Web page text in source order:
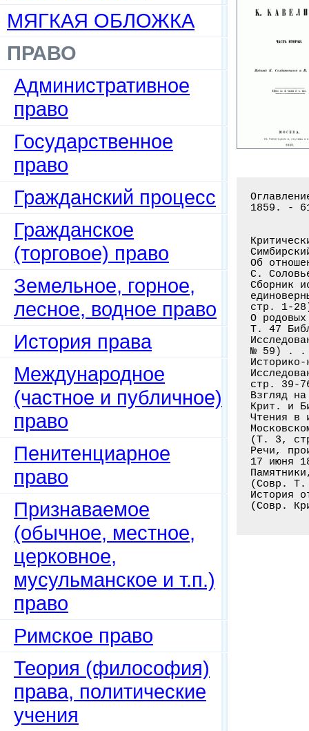
МЯГКАЯ ОБЛОЖКА
ПРАВО
Административное
право
Государственное
право
Гражданский процесс
Гражданское
(торговое) право
Земельное, горное,
лесное, водное право
История права
Международное
(частное и публичное)
право
Пенитенциарное
право
Признаваемое
(обычное, местное,
церковное,
мусульманское и т.п.)
право
Римское право
Теория (философия)
права, политические
учения
1859. -
Об
С.
Сборник
стр.
О
Т. 47
№ 59)
стр.
Взгляд
Крит.
Чтения в
(Т. 3,
Речи,
17 июня
(Совр.
История
(Совр.